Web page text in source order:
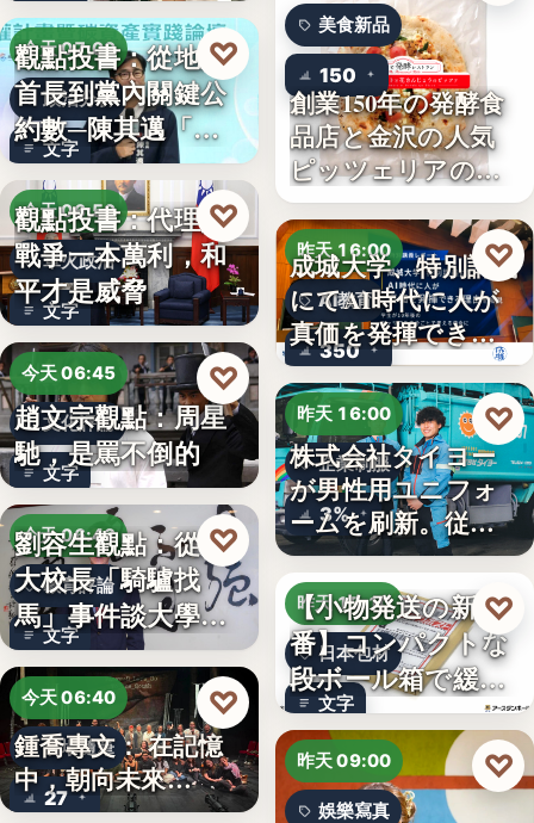
今天 07:00
政治分析
文字
觀點投書：從地方
首長到黨內關鍵公
約數─陳其邁「被
組閣」背…
♡
今天 06:50
軍火政治
文字
觀點投書：代理人
戰爭一本萬利，和
平才是威脅
♡
今天 06:45
文化評論
文字
趙文宗觀點：周星
馳，是罵不倒的
♡
今天 06:42
教育評論
文字
劉容生觀點：從清
大校長「騎驢找
馬」事件談大學治
理與領導倫…
♡
今天 06:40
劇場隨筆
27
鍾喬專文： 在記憶
中，朝向未來…
♡
美食新品
150
創業150年の発酵食
品店と金沢の人気
ピッツェリアのコ
ラボ…
昨天 16:00
AI教育
350
成城大学、特別講義
にてAI時代に人が
真価を発揮できる
理由…
♡
昨天 16:00
企業制服
3%
株式会社タイヨー
が男性用ユニフォ
ームを刷新。従来
の男女兼…
♡
昨天 15:10
日本包材
文字
【小物発送の新定
番】コンパクトな
段ボール箱で緩衝
材の節約…
♡
昨天 09:00
娛樂寫真
♡